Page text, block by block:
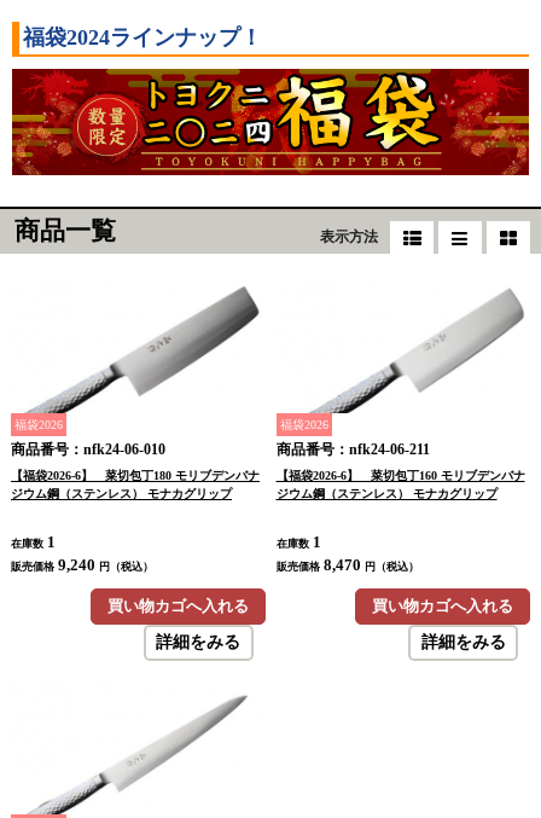
福袋2024ラインナップ！
商品一覧 表示方法
福袋2026
商品番号：nfk24-06-010
【福袋2026-6】 菜切包丁180 モリブデンバナ
ジウム鋼（ステンレス） モナカグリップ
在庫数 1
販売価格 9,240 円（税込）
買い物カゴへ入れる
詳細をみる
福袋2026
商品番号：nfk24-06-211
【福袋2026-6】 菜切包丁160 モリブデンバナ
ジウム鋼（ステンレス） モナカグリップ
在庫数 1
販売価格 8,470 円（税込）
買い物カゴへ入れる
詳細をみる